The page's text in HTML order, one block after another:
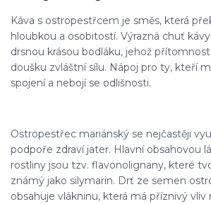
Káva s ostropestřcem je směs, která
hloubkou a osobitostí. Výrazná chuť
drsnou krásou bodláku, jehož
doušku zvláštní sílu. Nápoj pro ty, kteří
spojení a nebojí se odlišnosti.
Ostropestřec mariánský se nejčastěji
podpoře zdraví jater. Hlavní obsahovou
rostliny jsou tzv. flavonolignany, které
známý jako silymarin. Drť ze semen
obsahuje vlákninu, která má příznivý vliv